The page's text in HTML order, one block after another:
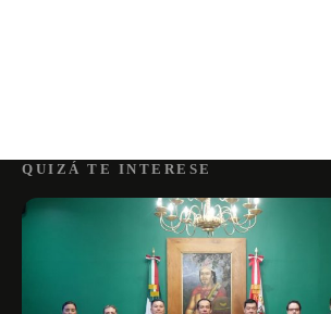
QUIZÁ TE INTERESE